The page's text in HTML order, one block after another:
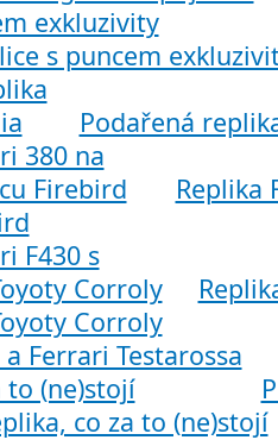
s puncem
Podařená
Replika
Corroly
co za to (ne)stojí